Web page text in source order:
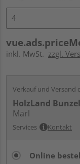
inkl. MwSt. zzgl.
Verkauf und Versand
HolzLand
Marl
Services Kontakt
Online